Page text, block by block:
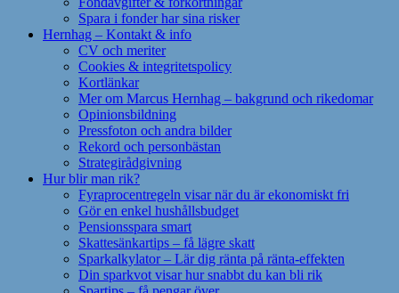
Spara i fonder har sina risker
Hernhag – Kontakt & info
CV och meriter
Cookies & integritetspolicy
Kortlänkar
Mer om Marcus Hernhag – bakgrund och rikedomar
Opinionsbildning
Pressfoton och andra bilder
Rekord och personbästan
Strategirådgivning
Hur blir man rik?
Fyraprocentregeln visar när du är ekonomiskt fri
Gör en enkel hushållsbudget
Pensionsspara smart
Skattesänkartips – få lägre skatt
Sparkalkylator – Lär dig ränta på ränta-effekten
Din sparkvot visar hur snabbt du kan bli rik